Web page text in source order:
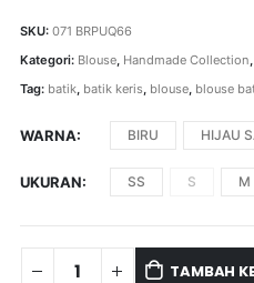
SKU: 071 BRPUQ66
Kategori: Blouse, Handmade Collection,
Tag: batik, batik keris, blouse, blouse
WARNA BIRU HIJAU
UKURAN SS S M
TAMBAH